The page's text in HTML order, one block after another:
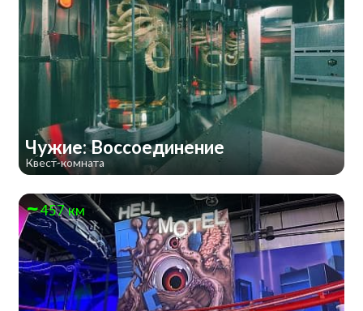
Чужие: Воссоединение
Квест-комната
457 км